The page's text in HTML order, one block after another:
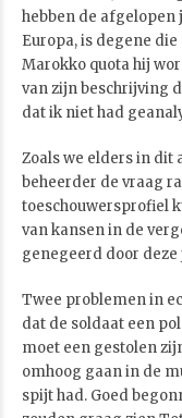
hebben de
Europa, is degene
Marokko quota hij
van zijn beschrijving
dat ik niet had
Zoals we elders in dit
beheerder de vraag
toeschouwersprofiel
van kansen in de
genegeerd door
Twee problemen in
dat de soldaat een
moet een gestolen
omhoog gaan in de
spijt had. Goed